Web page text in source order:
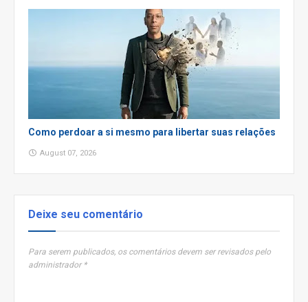
Como perdoar a si mesmo para libertar suas relações
August 07, 2026
Deixe seu comentário
Para serem publicados, os comentários devem ser revisados pelo
administrador *